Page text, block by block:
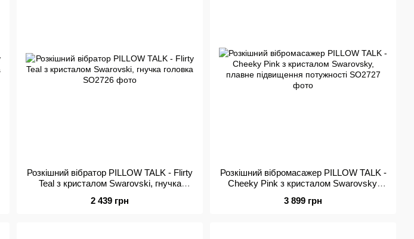
Розкішний вібратор PILLOW TALK - Flirty
Teal з кристалом Swarovski, гнучка
2 439 грн
Розкішний вібромасажер PILLOW TALK -
Cheeky Pink з кристалом Swarovsky,
3 899 грн